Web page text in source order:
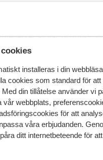
installeras i din
cookies som standard för
din tillåtelse använder vi
webbplats,
för att
våra erbjudanden.
ditt internetbeteende för
av vår produkt.
till svenska